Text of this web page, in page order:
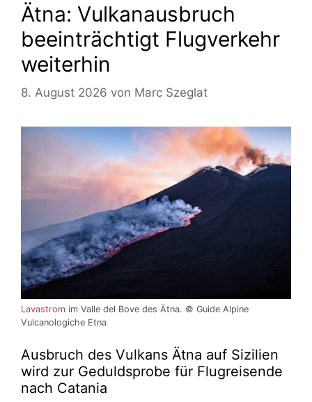
Ätna: Vulkanausbruch
beeinträchtigt Flugverkehr
weiterhin
8. August 2026 von Marc Szeglat
Lavastrom im Valle del Bove des Ätna. © Guide Alpine
Vulcanologiche Etna
Ausbruch des Vulkans Ätna auf Sizilien
wird zur Geduldsprobe für Flugreisende
nach Catania